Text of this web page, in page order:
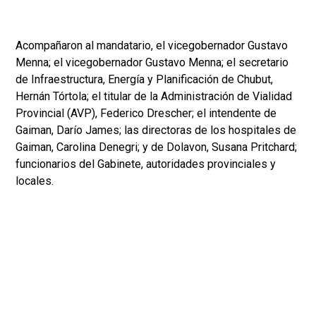
Acompañaron al mandatario, el vicegobernador Gustavo
Menna; el vicegobernador Gustavo Menna; el secretario
de Infraestructura, Energía y Planificación de Chubut,
Hernán Tórtola; el titular de la Administración de Vialidad
Provincial (AVP), Federico Drescher; el intendente de
Gaiman, Darío James; las directoras de los hospitales de
Gaiman, Carolina Denegri; y de Dolavon, Susana Pritchard;
funcionarios del Gabinete, autoridades provinciales y
locales.